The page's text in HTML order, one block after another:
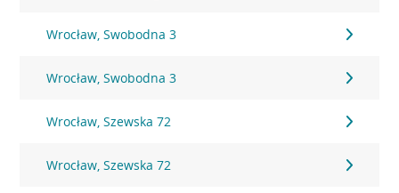
Wrocław, Swobodna 3
Wrocław, Swobodna 3
Wrocław, Szewska 72
Wrocław, Szewska 72